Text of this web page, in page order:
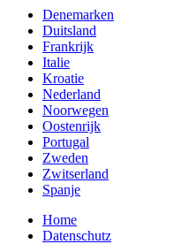
Denemarken
Duitsland
Frankrijk
Italie
Kroatie
Nederland
Noorwegen
Oostenrijk
Portugal
Zweden
Zwitserland
Spanje
Home
Datenschutz